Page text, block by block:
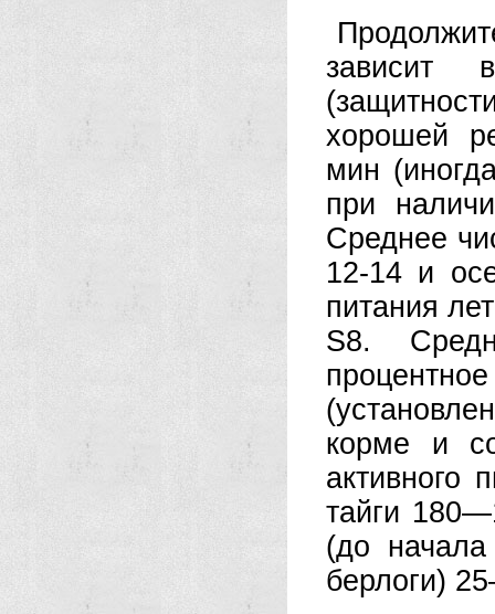
зависит
хорошей
мин
при
Среднее
12-14 и
питания
S8.
корме и
активного
тайги
(до
берлоги)